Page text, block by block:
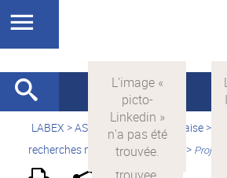
LABEX >ASLAN > Version française>
recherches menées par ASLAN ?
> Projets